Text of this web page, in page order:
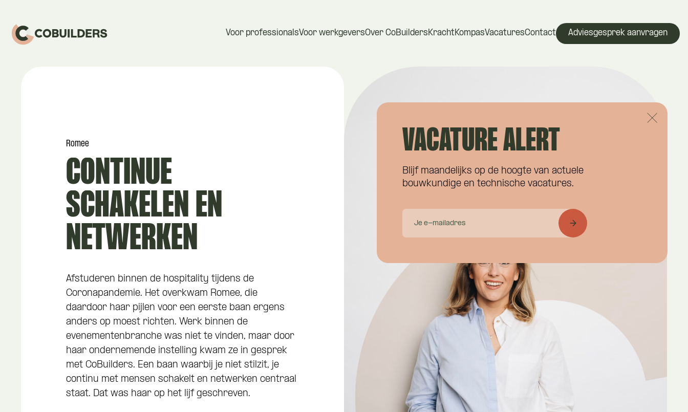
Voor professionalsVoor werkgeversOver CoBuildersKrachtKompasVacaturesContact Adviesgesprek aanvragen
Romee
CONTINUE
SCHAKELEN EN
NETWERKEN
Afstuderen binnen de hospitality tijdens de
Coronapandemie. Het overkwam Romee, die
daardoor haar pijlen voor een eerste baan ergens
anders op moest richten. Werk binnen de
evenementenbranche was niet te vinden, maar door
haar ondernemende instelling kwam ze in gesprek
met CoBuilders. Een baan waarbij je niet stilzit, je
continu met mensen schakelt en netwerken centraal
staat. Dat was haar op het lijf geschreven.
VACATURE ALERT
Blijf maandelijks op de hoogte van actuele
bouwkundige en technische vacatures.